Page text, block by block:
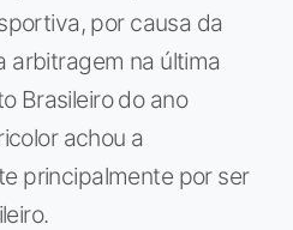
por causa da
arbitragem na última
Brasileiro do ano
achou a
principalmente por ser